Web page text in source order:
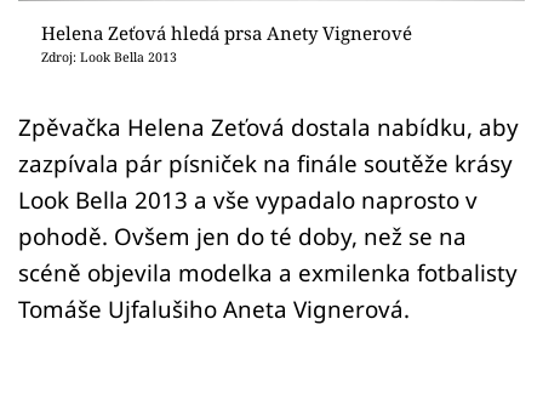
Přihlášení
Sledujte nás
Helena Zeťová hledá prsa Anety Vignerové
Zdroj: Look Bella 2013
Zpěvačka Helena Zeťová dostala nabídku, aby
zazpívala pár písniček na finále soutěže krásy
Look Bella 2013 a vše vypadalo naprosto v
pohodě. Ovšem jen do té doby, než se na
scéně objevila modelka a exmilenka fotbalisty
Tomáše Ujfalušiho Aneta Vignerová.